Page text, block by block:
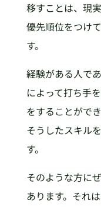
移すことは、現
優先順位をつけ
す。
経験がある人で
によって打ち手
をすることがで
そうしたスキル
す。
そのような方に
あります。それ